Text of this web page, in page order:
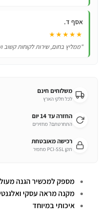
אסף ד.
★★★★★
"ממליץ בחום, שירות לקוחות קשוב
משלוחים חינם
לכל חלקי הארץ
החזרה עד 14 יום
התחרטתם? מחזירים
רכישה מאובטחת
תקן PCI-SSL מחמיר
מספק למכשיר הגנה
מקנה מראה עסקי ואלגנטי
איכותי במיוחד